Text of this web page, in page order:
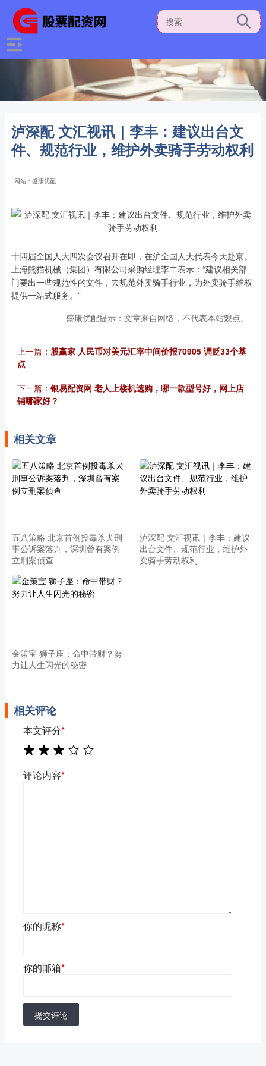
泸深配 文汇视讯｜李丰：建议出台文
件、规范行业，维护外卖骑手劳动权利
网站：盛康优配
十四届全国人大四次会议召开在即，在沪全国人大代表今天赴京。
上海熊猫机械（集团）有限公司采购经理李丰表示：“建议相关部
门要出一些规范性的文件，去规范外卖骑手行业，为外卖骑手维权
提供一站式服务。”
盛康优配提示：文章来自网络，不代表本站观点。
上一篇： 股赢家 人民币对美元汇率中间价报70905 调贬33个基
点
下一篇： 银易配资网 老人上楼机选购，哪一款型号好，网上店
铺哪家好？
相关文章
五八策略 北京首例投毒杀犬刑
事公诉案落判，深圳曾有案例
立刑案侦查
泸深配 文汇视讯｜李丰：建议
出台文件、规范行业，维护外
卖骑手劳动权利
金策宝 狮子座：命中带财？努
力让人生闪光的秘密
相关评论
本文评分*
评论内容*
你的昵称*
你的邮箱*
提交评论